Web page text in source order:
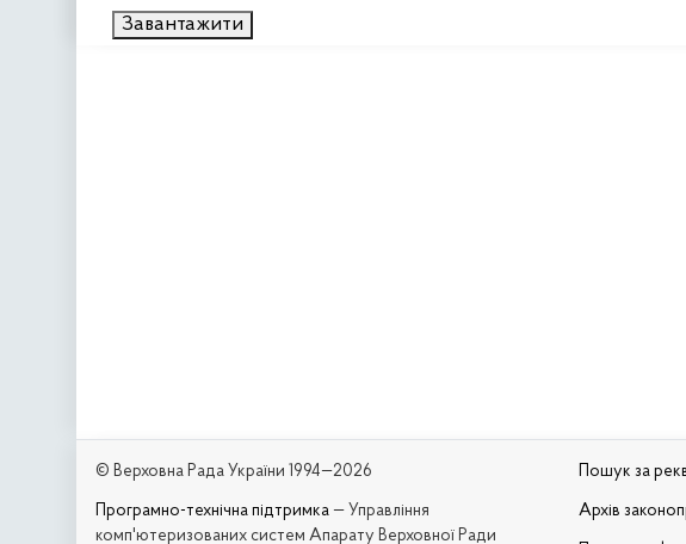
Завантажити
© Верховна Рада України 1994—2026
Програмно-технічна підтримка — Управління
комп'ютеризованих систем Апарату Верховної Ради
Пошук за
Архів